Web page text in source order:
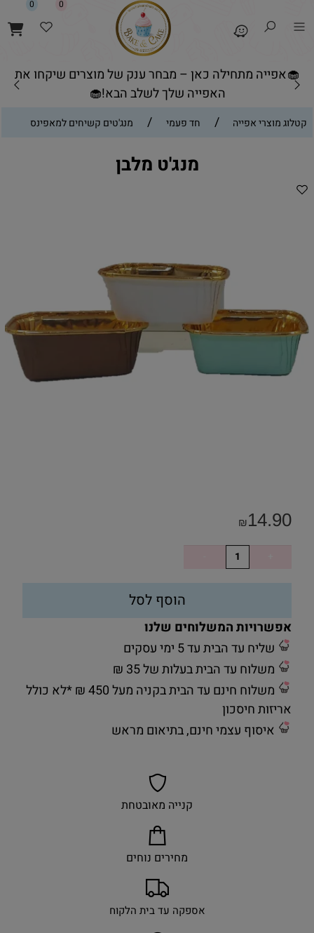
🧁אפייה מתחילה כאן – מבחר ענק של מוצרים שיקחו את
האפייה שלך לשלב הבא!🧁
0 0
קטלוג מוצרי אפייה / חד פעמי / מנג'טים קשיחים למאפינס
מנג'ט מלבן
₪14.90
הוסף לסל
אפשרויות המשלוחים שלנו
שליח עד הבית עד 5 ימי עסקים
משלוח עד הבית בעלות של 35 ₪
משלוח חינם עד הבית בקניה מעל 450 ₪ *לא כולל
אריזות חיסכון
איסוף עצמי חינם, בתיאום מראש
קנייה מאובטחת
מחירים נוחים
אספקה עד בית הלקוח